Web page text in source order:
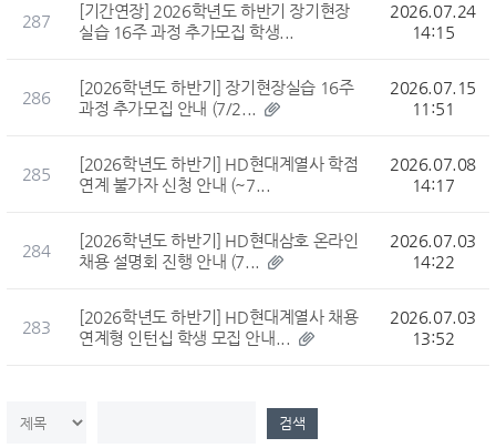
287
[기간연장] 2026학년도 하반기 장기현장
실습 16주 과정 추가모집 학생...
2026.07.24
14:15
286
[2026학년도 하반기] 장기현장실습 16주
과정 추가모집 안내 (7/2...
2026.07.15
11:51
285
[2026학년도 하반기] HD현대계열사 학점
연계 불가자 신청 안내 (~7...
2026.07.08
14:17
284
[2026학년도 하반기] HD현대삼호 온라인
채용 설명회 진행 안내 (7...
2026.07.03
14:22
283
[2026학년도 하반기] HD현대계열사 채용
연계형 인턴십 학생 모집 안내...
2026.07.03
13:52
검색